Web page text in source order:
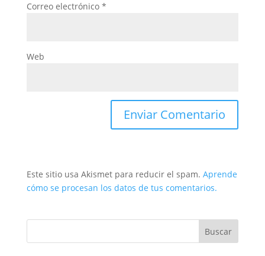
Correo electrónico *
Web
Este sitio usa Akismet para reducir el spam. Aprende
cómo se procesan los datos de tus comentarios.